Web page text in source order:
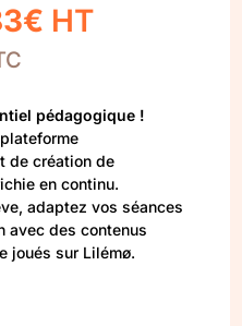
:
€Le
actuel
est :
75,83€.
HT
pédagogique !
de création de
en continu.
adaptez vos séances
avec des contenus
joués sur Lilémø.